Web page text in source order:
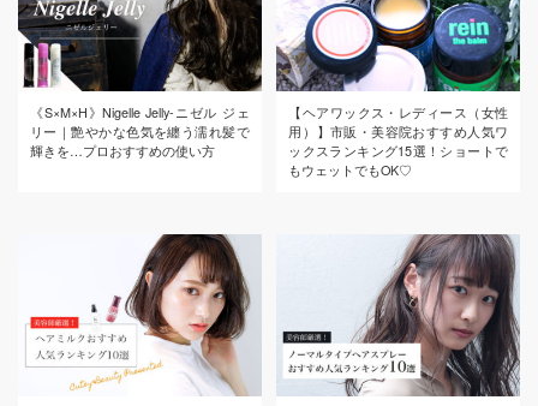
《S×M×H》Nigelle Jelly-ニゼル ジェ
リー｜艶やかな色気を纏う濡れ髪で
輝きを…プロおすすめの使い方
【ヘアワックス・レディース（女性
用）】市販・美容院おすすめ人気ワ
ックスランキング15選！ショートで
もウェットでもOK♡